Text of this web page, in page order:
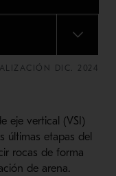
MENU
DIC. 2024
eje vertical (VSI)
últimas etapas del
rocas de forma
de arena.